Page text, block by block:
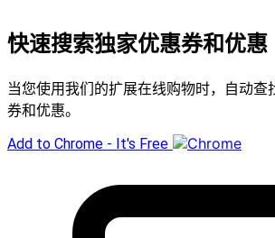
快速搜索独家优惠券和优惠
当您使用我们的扩展在线购物时，自动查
券和优惠。
Add to Chrome - It's Free